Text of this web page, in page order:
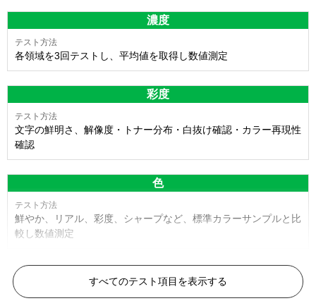
濃度
各領域を3回テストし、平均値を取得し数値測定
彩度
文字の鮮明さ、解像度・トナー分布・白抜け確認・カラー再現性
確認
色
鮮やか、リアル、彩度、シャープなど、標準カラーサンプルと比
較し数値測定
すべてのテスト項目を表示する